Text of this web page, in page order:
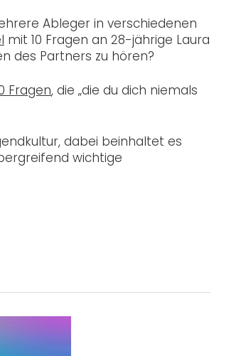
Ableger in verschiedenen
mit 10 Fragen an 28-jährige Laura
des Partners zu hören?
Fragen, die „die du dich niemals
dabei beinhaltet es
wichtige